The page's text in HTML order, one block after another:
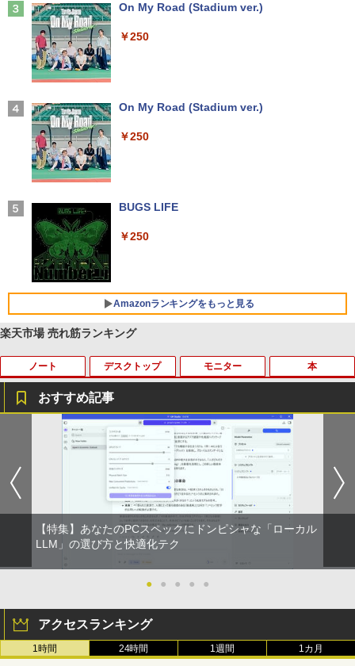
Anker Soundcore Liberty 5 ミッドナイトブ
【2026年アップグレード版】AOKIMI ワイヤ
軽量 ブルートゥースHi-Fi 最大36時間再生 ぶ
リング ANC 36時間再生
￥3,480
On My Road (Stadium ver.)
￥250
On My Road (Stadium ver.)
￥250
BUGS LIFE
￥250
Amazonランキングをもっと見る
by Amazon 天然水 ラベルレス 500ml ×24本
富士山の天然水 バナジウム含有 水 ミネラル
ットル (Smart Basic)
￥1,380
【Amazon.co.jp限定】 い・ろ・は・す 2L P
ET ラベルレス ×8本
￥1,112
by Amazon 天然水ラベルレス 2L×9本
￥1,117
薬屋のひとりごと 17巻 (デジタル版ビッグガ
ンガンコミックス)
￥770
異世界居酒屋「のぶ」(22) (角川コミックス・
エース)
￥832
ONE PIECE モノクロ版 115 (ジャンプコミッ
クスDIGITAL)
￥594
楽天市場 売れ筋ランキング
ノート
【★最大100%ポイント】【Windows X
P 搭載】大手メーカー おまかせ ノートパ
ソコン/Celeron Core2/メモリ:4GB/SSD:
128GB/15.6インチ 大画面/DVD/新品 マ
ウス 付き/中古ノートPC 中古ノートパソ
コン パソコン 中古パソコン
￥9,999
＼★最大2555円OFFクーポン★／【内蔵
パソコン 東芝 TOSHIBA 第6世代 Core i3
メモリ 4GB 新品SSD 256GB 15.6インチ
USB3.0 HDMI端子 Bluetooth DVD WIFI
Office2付き Windows11 オフィス 中古P
デスクトップ モニター
モニター台 ラック ヴィト 【玄関先迄納
品】 ニトリ
￥1,790
DELL デル E1913S LED液晶モニター 19
XGA TNパネル LEDバックライト付 非光
沢 ノングレア 液晶ディスプレイ VGA
￥2,800
本
宇宙兄弟（43） （モーニング KC） [
小山 宙哉 ]
【予約商品】 日曜劇場『VIVANT』トレ
￥28,970
3
杖と剣のウィストリア（16） 【電子書
おすすめ記事
【特集】あなたのPCスペックにドンピシャな「ローカル
LLM」の選び方と快適化テク
● ● ● ● ●
アクセスランキング
1時間 24時間 1週間 1カ月